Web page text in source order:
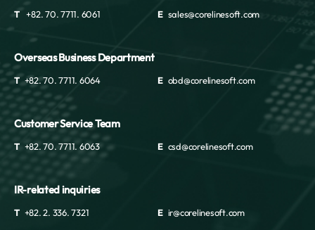
T +82. 70. 7711. 6061 E sales@corelinesoft.com
Overseas Business Department
T +82. 70. 7711. 6064 E obd@corelinesoft.com
Customer Service Team
T +82. 70. 7711. 6063 E csd@corelinesoft.com
IR-related inquiries
T +82. 2. 336. 7321 E ir@corelinesoft.com